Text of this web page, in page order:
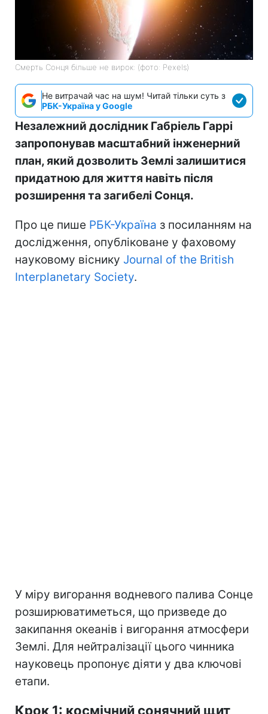
Смерть Сонця більше не вирок: (фото: Pexels)
Не витрачай час на шум! Читай тільки суть з
РБК-Україна у Google
Незалежний дослідник Габріель Гаррі
запропонував масштабний інженерний
план, який дозволить Землі залишитися
придатною для життя навіть після
розширення та загибелі Сонця.
Про це пише РБК-Україна з посиланням на
дослідження, опубліковане у фаховому
науковому віснику Journal of the British
Interplanetary Society.
У міру вигорання водневого палива Сонце
розширюватиметься, що призведе до
закипання океанів і вигорання атмосфери
Землі. Для нейтралізації цього чинника
науковець пропонує діяти у два ключові
етапи.
Крок 1: космічний сонячний щит